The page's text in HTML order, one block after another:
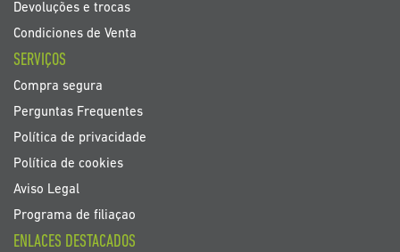
Devoluções e trocas
Condiciones de Venta
SERVIÇOS
Compra segura
Perguntas Frequentes
Política de privacidade
Política de cookies
Aviso Legal
Programa de filiaçao
ENLACES DESTACADOS